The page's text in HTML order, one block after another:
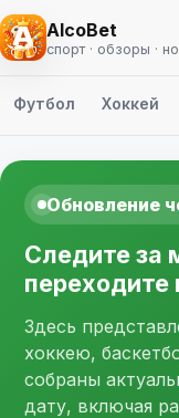
AlcoBet
спорт · обзоры ·
Футбол Хоккей
Обновление
Следите за
переходите
Здесь
хоккею,
собраны
дату, включая